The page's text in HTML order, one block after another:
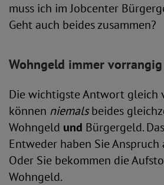
muss ich im Jobcenter
Geht auch beides zusammen?
Wohngeld immer vorrangig
Die wichtigste Antwort gleich
können niemalsbeides
Wohngeld und Bürgergeld.
Entweder haben Sie
Oder Sie bekommen die
Wohngeld.